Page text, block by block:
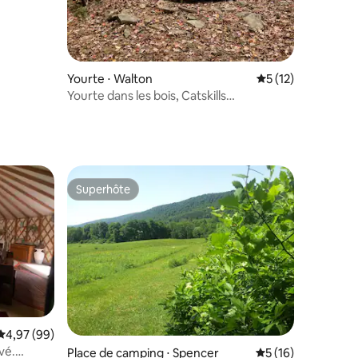
Yourte ⋅ Walton Évaluation
5 (12)
Yourte dans les bois, Catskills
: 4,8 sur 5
moyenne sur la base de 99 commentaires : 4,97 sur 5
4,97 (99)
Superhôte
Superhôte
Place de camping ⋅ Spencer Évaluation
5 (16)